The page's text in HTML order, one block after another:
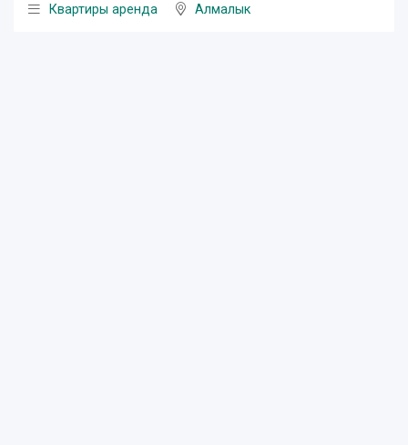
Квартиры аренда
Алмалык